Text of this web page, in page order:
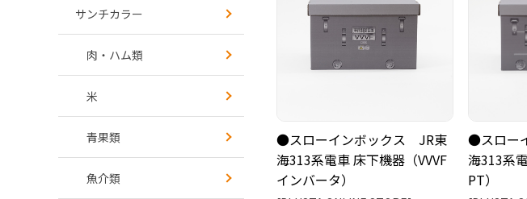
サンチカラー
肉・ハム類
米
青果類
魚介類
●スローインボックス JR東
海313系電車 床下機器（VVVF
インバータ）
●スロー
海313系
PT）